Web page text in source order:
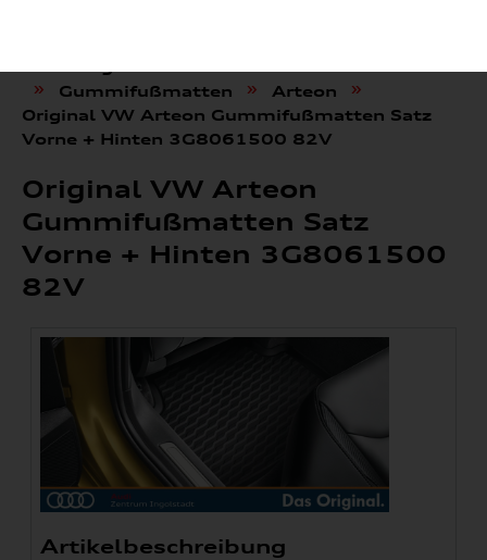
» Gummifußmatten » Arteon »
Original VW Arteon Gummifußmatten Satz
Vorne + Hinten 3G8061500 82V
Original VW Arteon
Gummifußmatten Satz
Vorne + Hinten 3G8061500
82V
Artikelbeschreibung